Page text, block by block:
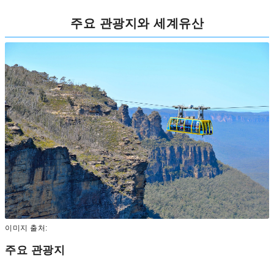
주요 관광지와 세계유산
이미지 출처:
주요 관광지